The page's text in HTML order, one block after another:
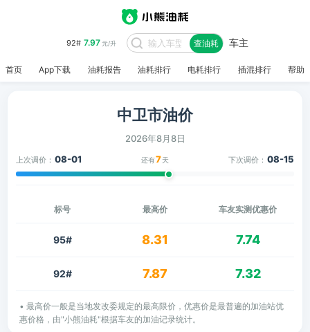
92# 7.97元/升 查油耗 车主
首页 App下载 油耗报告 油耗排行 电耗排行 插混排行 帮助
中卫市油价
2026年8月8日
上次调价： 08-01 还有7天 下次调价： 08-15
标号 最高价 车友实测优惠价
95# 8.31 7.74
92# 7.87 7.32
• 最高价一般是当地发改委规定的最高限价，优惠价是最普遍的加油站优
惠价格，由"小熊油耗"根据车友的加油记录统计。